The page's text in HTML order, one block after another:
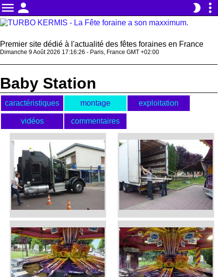
menu person brightness_2 more_vert
Premier site dédié à l'actualité des fêtes foraines en France
Dimanche 9 Août 2026 17:16:27 - Paris, France GMT +02:00
Baby Station
caractéristiques montage exploitation
vidéos commentaires